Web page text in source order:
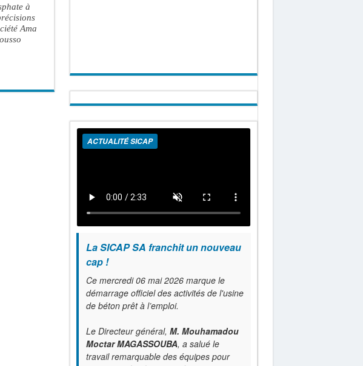
à
Ama
ACTUALITÉ SICAP
La SICAP SA franchit un nouveau
cap !
Ce mercredi 06 mai 2026 marque le
démarrage officiel des activités de l'usine
de béton prêt à l’emploi.
Le Directeur général, M. Mouhamadou
Moctar MAGASSOUBA, a salué le
travail remarquable des équipes pour